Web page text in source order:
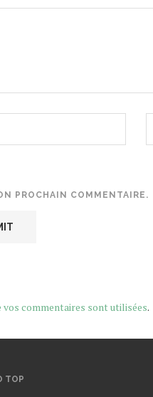
PROCHAIN COMMENTAIRE.
commentaires sont utilisées.
TOP